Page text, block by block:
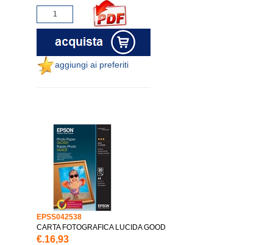
aggiungi ai preferiti
EPSS042538
CARTA FOTOGRAFICA LUCIDA GOOD
€.16,93